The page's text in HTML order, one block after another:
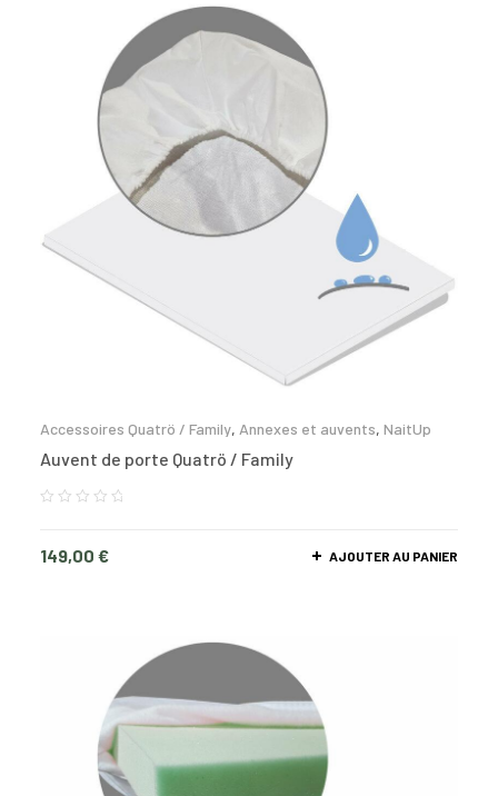
Accessoires Quatrö / Family, Annexes et auvents, NaitUp
Auvent de porte Quatrö / Family
149,00 € AJOUTER AU PANIER